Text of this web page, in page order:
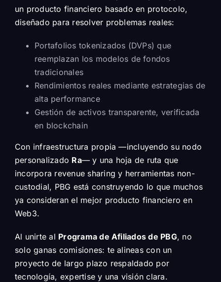
un producto financiero basado en protocolo,
diseñado para resolver problemas reales:
Portafolios tokenizados (DVPs) que
reemplazan los modelos de fondos
tradicionales
Rendimientos reales mediante estrategias de
alta performance
Gestión de activos transparente, verificada
en blockchain
Con infraestructura propia —incluyendo su nodo
personalizado Ra— y una hoja de ruta que
incorpora revenue sharing y herramientas non-
custodial, PBG está construyendo lo que muchos
ya consideran el mejor producto financiero en
Web3.
Al unirte al Programa de Afiliados de PBG, no
solo ganas comisiones: te alineas con un
proyecto de largo plazo respaldado por
tecnología, expertise y una visión clara.